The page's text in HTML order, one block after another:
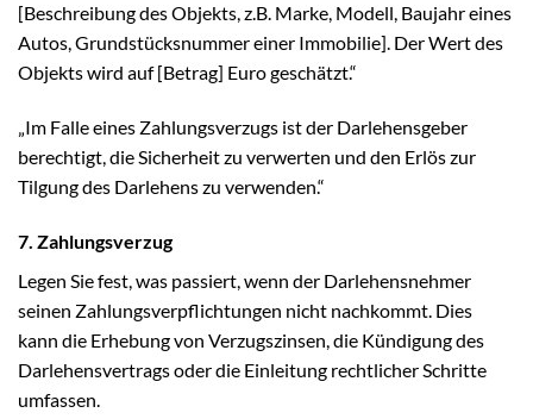
[Beschreibung des Objekts, z.B. Marke, Modell, Baujahr eines
Autos, Grundstücksnummer einer Immobilie]. Der Wert des
Objekts wird auf [Betrag] Euro geschätzt.“
„Im Falle eines Zahlungsverzugs ist der Darlehensgeber
berechtigt, die Sicherheit zu verwerten und den Erlös zur
Tilgung des Darlehens zu verwenden.“
7. Zahlungsverzug
Legen Sie fest, was passiert, wenn der Darlehensnehmer
seinen Zahlungsverpflichtungen nicht nachkommt. Dies
kann die Erhebung von Verzugszinsen, die Kündigung des
Darlehensvertrags oder die Einleitung rechtlicher Schritte
umfassen.